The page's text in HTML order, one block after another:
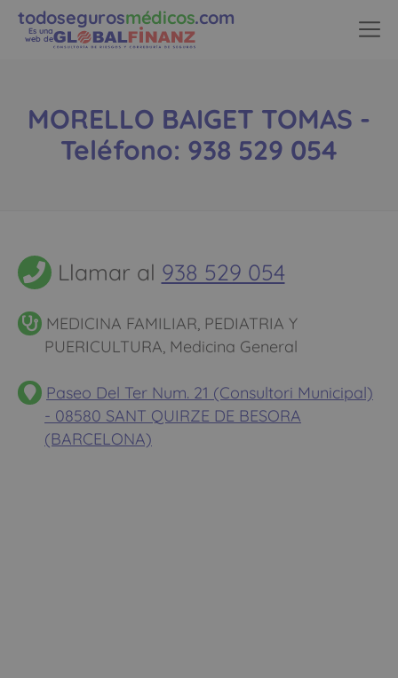
todosegurosmédicos.com
Es una
web de
MORELLO BAIGET TOMAS -
Teléfono: 938 529 054
Llamar al 938 529 054
MEDICINA FAMILIAR, PEDIATRIA Y
PUERICULTURA, Medicina General
Paseo Del Ter Num. 21 (Consultori Municipal)
- 08580 SANT QUIRZE DE BESORA
(BARCELONA)